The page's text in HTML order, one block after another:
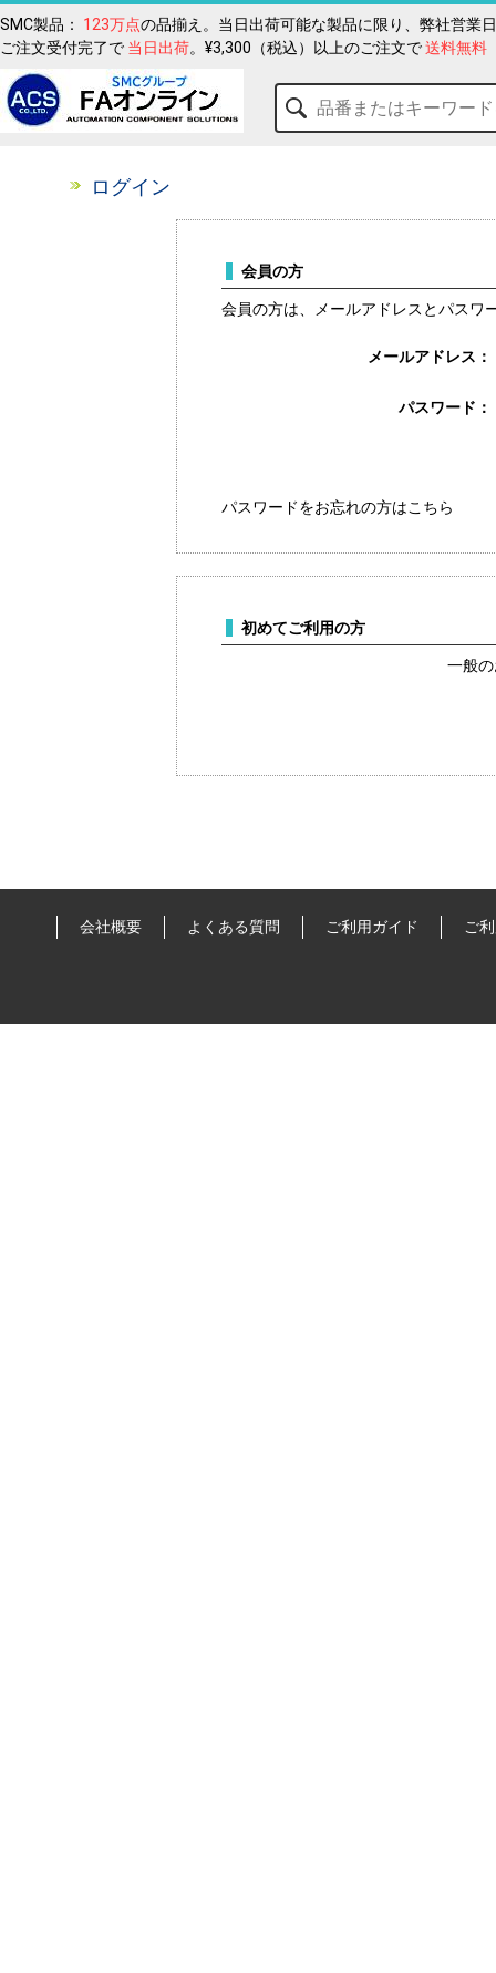
SMC製品： 123万点の品揃え。当日出荷可能な製品に限り、弊社営業
ご注文受付完了で 当日出荷。¥3,300（税込）以上のご注文で送料無料
ログイン
会員の方
会員の方は、メールアドレスとパスワ
メールアドレス：
パスワード：
パスワードをお忘れの方はこちら
初めてご利用の方
一般
会社概要 よくある質問 ご利用ガイド ご